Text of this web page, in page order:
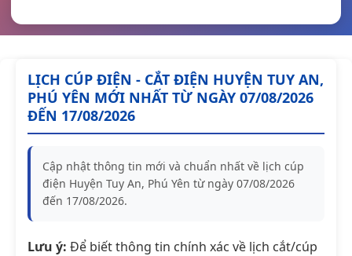
LỊCH CÚP ĐIỆN - CẮT ĐIỆN HUYỆN TUY AN,
PHÚ YÊN MỚI NHẤT TỪ NGÀY 07/08/2026
ĐẾN 17/08/2026
Cập nhật thông tin mới và chuẩn nhất về lịch cúp
điện Huyện Tuy An, Phú Yên từ ngày 07/08/2026
đến 17/08/2026.
Lưu ý: Để biết thông tin chính xác về lịch cắt/cúp